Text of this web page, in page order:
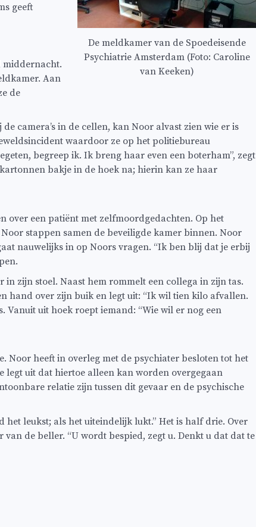
De meldkamer van de Spoedeisende
Psychiatrie Amsterdam (Foto: Caroline
van Keeken)
geeft
middernacht.
Aan
de
camera’s in de cellen, kan Noor alvast zien wie er is
waardoor ze op het politiebureau
begreep ik. Ik breng haar even een boterham”, zegt
bakje in de hoek na; hierin kan ze haar
over een patiënt met zelfmoordgedachten. Op het
stappen samen de beveiligde kamer binnen. Noor
nauwelijks in op Noors vragen. “Ik ben blij dat je erbij
zijn stoel. Naast hem rommelt een collega in zijn tas.
hand over zijn buik en legt uit: “Ik wil tien kilo afvallen.
uit hoek roept iemand: “Wie wil er nog een
Noor heeft in overleg met de psychiater besloten tot het
legt uit dat hiertoe alleen kan worden overgegaan
relatie zijn tussen dit gevaar en de psychische
leukst; als het uiteindelijk lukt.” Het is half drie. Over
de beller. “U wordt bespied, zegt u. Denkt u dat dat te